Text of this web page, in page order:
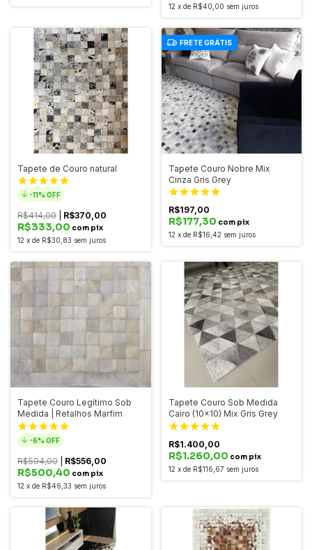
12 x de R$40,00 sem juros
Tapete de Couro natural
-11% OFF
R$414,00 R$370,00
R$333,00 com pix
12 x de R$30,83 sem juros
FRETE GRÁTIS
Tapete Couro Nobre Mix
Cinza Gris Grey
R$197,00
R$177,30 com pix
12 x de R$16,42 sem juros
Tapete Couro Legítimo Sob
Medida | Retalhos Marfim
-6% OFF
R$594,00 R$556,00
R$500,40 com pix
12 x de R$46,33 sem juros
Tapete Couro Sob Medida
Cairo (10x10) Mix Gris Grey
R$1.400,00
R$1.260,00 com pix
12 x de R$116,67 sem juros